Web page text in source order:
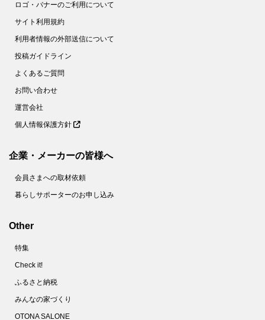
ロゴ・バナーのご利用について
サイト利用規約
利用者情報の外部送信について
投稿ガイドライン
よくあるご質問
お問い合わせ
運営会社
個人情報保護方針
企業・メーカーの皆様へ
会員さまへの取材依頼
暮らしサポーターのお申し込み
Other
特集
Check it!
ふるさと納税
みんなの家づくり
OTONA SALONE